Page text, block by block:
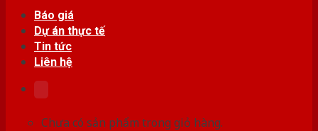
Báo giá
Dự án thực tế
Tin tức
Liên hệ
Chưa có sản phẩm trong giỏ hàng.